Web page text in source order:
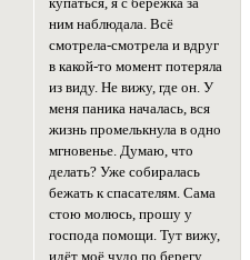
купаться, я с бережка за
ним наблюдала. Всё
смотрела-смотрела и вдруг
в какой-то момент потеряла
из виду. Не вижу, где он. У
меня паника началась, вся
жизнь промелькнула в одно
мгновенье. Думаю, что
делать? Уже собиралась
бежать к спасателям. Сама
стою молюсь, прошу у
господа помощи. Тут вижу,